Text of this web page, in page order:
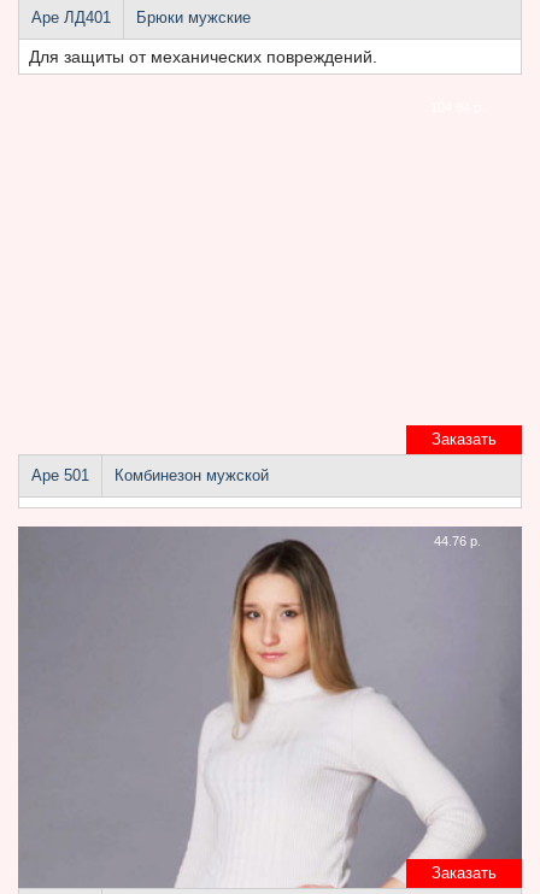
Аре ЛД401 Брюки мужские
Для защиты от механических повреждений.
Заказать
Аре 501 Комбинезон мужской
Заказать
44.76 р.